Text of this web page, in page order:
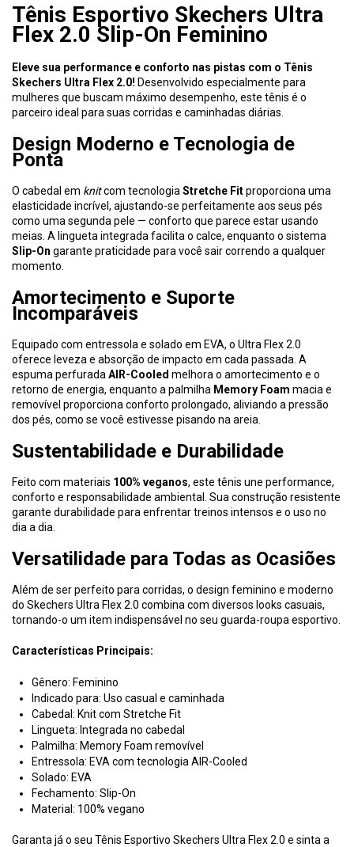
Tênis Esportivo Skechers Ultra
Flex 2.0 Slip-On Feminino
Eleve sua performance e conforto nas pistas com o Tênis
Skechers Ultra Flex 2.0! Desenvolvido especialmente para
mulheres que buscam máximo desempenho, este tênis é o
parceiro ideal para suas corridas e caminhadas diárias.
Design Moderno e Tecnologia de
Ponta
O cabedal em knitcom tecnologia Stretche Fitproporciona uma
elasticidade incrível, ajustando-se perfeitamente aos seus pés
como uma segunda pele — conforto que parece estar usando
meias. A lingueta integrada facilita o calce, enquanto o sistema
Slip-On garante praticidade para você sair correndo a qualquer
momento.
Amortecimento e Suporte
Incomparáveis
Equipado com entressola e solado em EVA, o Ultra Flex 2.0
oferece leveza e absorção de impacto em cada passada. A
espuma perfurada AIR-Cooled melhora o amortecimento e o
retorno de energia, enquanto a palmilha Memory Foam macia e
removível proporciona conforto prolongado, aliviando a pressão
dos pés, como se você estivesse pisando na areia.
Sustentabilidade e Durabilidade
Feito com materiais 100% veganos, este tênis une performance,
conforto e responsabilidade ambiental. Sua construção resistente
garante durabilidade para enfrentar treinos intensos e o uso no
dia a dia.
Versatilidade para Todas as Ocasiões
Além de ser perfeito para corridas, o design feminino e moderno
do Skechers Ultra Flex 2.0 combina com diversos looks casuais,
tornando-o um item indispensável no seu guarda-roupa esportivo.
Características Principais:
Gênero: Feminino
Indicado para: Uso casual e caminhada
Cabedal: Knit com Stretche Fit
Lingueta: Integrada no cabedal
Palmilha: Memory Foam removível
Entressola: EVA com tecnologia AIR-Cooled
Solado: EVA
Fechamento: Slip-On
Material: 100% vegano
Garanta já o seu Tênis Esportivo Skechers Ultra Flex 2.0 e sinta a